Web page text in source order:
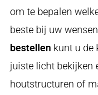
om te bepalen
beste bij uw
bestellen kunt u de
juiste licht bekijken
houtstructuren of